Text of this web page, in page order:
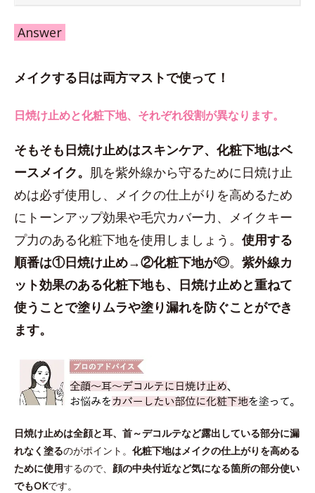
Answer
メイクする日は両方マストで使って！
日焼け止めと化粧下地、それぞれ役割が異なります。
そもそも日焼け止めはスキンケア、化粧下地はベ
ースメイク。 肌を紫外線から守るために日焼け止
めは必ず使用し、メイクの仕上がりを高めるため
にトーンアップ効果や毛穴カバー力、メイクキー
プ力のある化粧下地を使用しましょう。 使用する
順番は①日焼け止め→②化粧下地が◎。 紫外線カ
ット効果のある化粧下地も、日焼け止めと重ねて
使うことで塗りムラや塗り漏れを防ぐことができ
ます。
日焼け止めは全顔と耳、首～デコルテなど露出している部分に漏
れなく塗るのがポイント。 化粧下地はメイクの仕上がりを高める
ために使用するので、 顔の中央付近など気になる箇所の部分使い
でもOKです。